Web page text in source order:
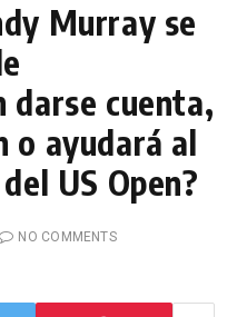
Murray se
darse cuenta,
o ayudará al
US Open?
NO COMMENTS